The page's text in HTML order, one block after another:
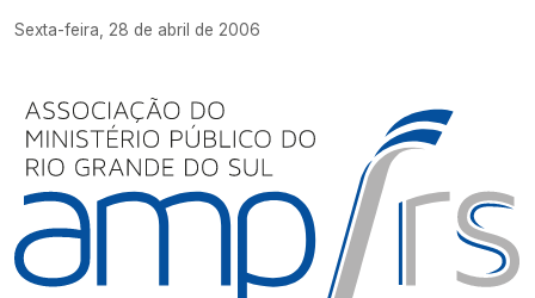
Sexta-feira, 28 de abril de 2006